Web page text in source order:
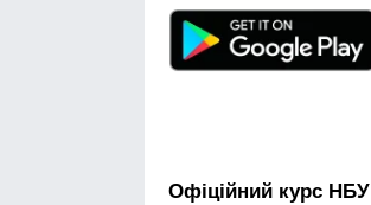
Офіційний курс НБУ